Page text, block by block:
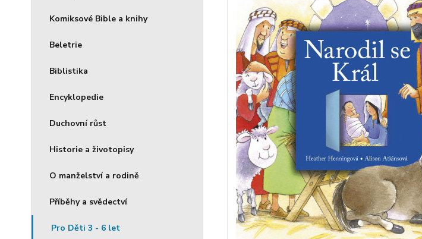
Komiksové Bible a knihy
Beletrie
Biblistika
Encyklopedie
Duchovní růst
Historie a životopisy
O manželství a rodině
Příběhy a svědectví
Pro Děti 3 - 6 let